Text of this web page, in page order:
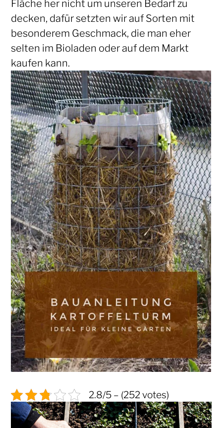
Fläche her nicht um unseren Bedarf zu
decken, dafür setzten wir auf Sorten mit
besonderem Geschmack, die man eher
selten im Bioladen oder auf dem Markt
kaufen kann.
2.8/5 – (252 votes)